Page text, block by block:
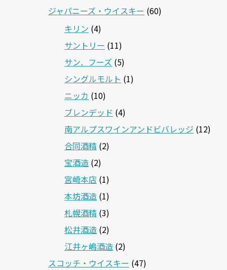
ジャパニーズ・ウイスキー (60)
キリン (4)
サントリー (11)
サン．フーズ (5)
シングルモルト (1)
ニッカ (10)
ブレンデッド (4)
南アルプスワインアンドビバレッジ (12)
合同酒精 (2)
宝酒造 (2)
宮崎本店 (1)
本坊酒造 (1)
札幌酒精 (3)
松井酒造 (2)
江井ヶ嶋酒造 (2)
スコッチ・ウイスキー (47)